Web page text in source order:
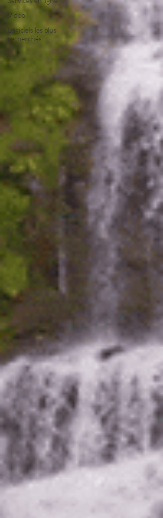
Video
Logiciels les plus
recherchés